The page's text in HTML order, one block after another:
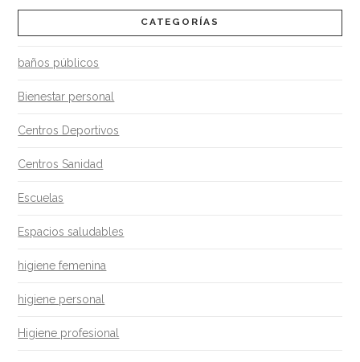
trabajadores
de
los
deportivos?
06.16.2015
CATEGORÍAS
baños públicos
Bienestar personal
Centros Deportivos
Centros Sanidad
Escuelas
Espacios saludables
higiene femenina
higiene personal
Higiene profesional